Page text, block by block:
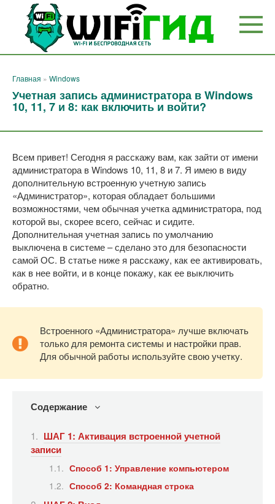
Перейти
контенту
Главная » Windows
Учетная запись администратора в Windows
10, 11, 7 и 8: как включить и войти?
Всем привет! Сегодня я расскажу вам, как зайти от имени
администратора в Windows 10, 11, 8 и 7. Я имею в виду
дополнительную встроенную учетную запись
«Администратор», которая обладает большими
возможностями, чем обычная учетка администратора, под
которой вы, скорее всего, сейчас и сидите.
Дополнительная учетная запись по умолчанию
выключена в системе – сделано это для безопасности
самой ОС. В статье ниже я расскажу, как ее активировать,
как в нее войти, и в конце покажу, как ее выключить
обратно.
Встроенного «Администратора» лучше включать
только для ремонта системы и настройки прав.
Для обычной работы используйте свою учетку.
Содержание
ШАГ 1: Активация встроенной учетной
записи
Способ 1: Управление компьютером
Способ 2: Командная строка